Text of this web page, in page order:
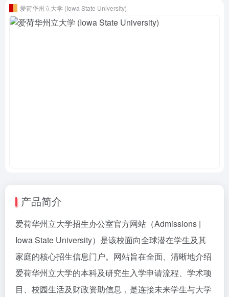
爱荷华州立大学 (Iowa State University)
产品简介
爱荷华州立大学招生办公室官方网站（Admissions |
Iowa State University）是该校面向全球潜在学生及其
家庭的核心招生信息门户。网站旨在全面、清晰地介绍
爱荷华州立大学的本科及研究生入学申请流程、学术项
目、校园生活及财政资助信息，是连接未来学生与大学